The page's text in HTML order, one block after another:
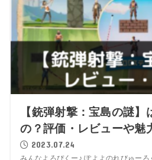
【銃弾射撃：宝島の謎】
の？評価・レビューや魅
2023.07.24
みんなよろぴくー♪ ぽよよのれびゅー